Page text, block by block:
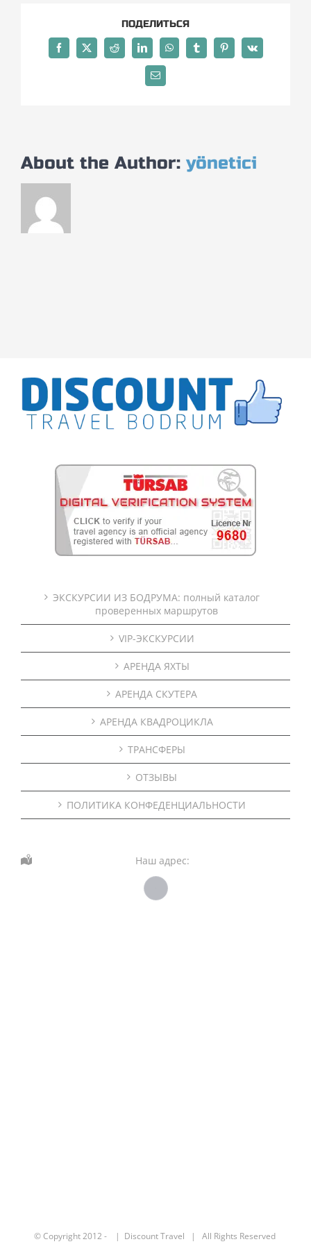
ПОДЕЛИТЬСЯ
Facebook
X Reddit LinkedInWhatsAppTumblrPinterest
Vk
Email
About the Author: yönetici
ЭКСКУРСИИ ИЗ БОДРУМА: полный каталог
проверенных маршрутов
VIP-ЭКСКУРСИИ
АРЕНДА ЯХТЫ
АРЕНДА СКУТЕРА
АРЕНДА КВАДРОЦИКЛА
ТРАНСФЕРЫ
ОТЗЫВЫ
ПОЛИТИКА КОНФЕДЕНЦИАЛЬНОСТИ
Наш адрес:
© Copyright 2012 - | Discount Travel | All Rights Reserved